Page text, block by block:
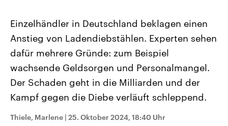
Landtagswahl Sachsen-Anhalt
2026
Alle Informationen
Sachsen-Anhalt wählt am 6.
September 2026 einen neuen
Landtag. Seit 2021 wird das
Bundesland von einer Koalition aus
CDU, SPD und FDP regiert.-
Umfragen, Prognosen,
Wahlprogramme, aktuelle Berichte
USA
Aktuelle Beiträge,
Hintergründe
Wirtschaftlich und
gehören die Vereinigten
den mächtigsten Ländern
mit großem Einfluss auf
aktuelle Weltgeschehen.
Einzelhändler in Deutschland beklagen einen
Anstieg von Ladendiebstählen. Experten sehen
dafür mehrere Gründe: zum Beispiel
wachsende Geldsorgen und Personalmangel.
Der Schaden geht in die Milliarden und der
Kampf gegen die Diebe verläuft schleppend.
Thiele, Marlene | 25. Oktober 2024, 18:40 Uhr